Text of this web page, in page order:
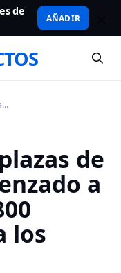
de
AÑADIR
de
a
los